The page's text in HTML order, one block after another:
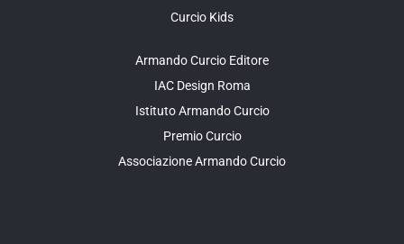
Curcio Kids
Armando Curcio Editore
IAC Design Roma
Istituto Armando Curcio
Premio Curcio
Associazione Armando Curcio